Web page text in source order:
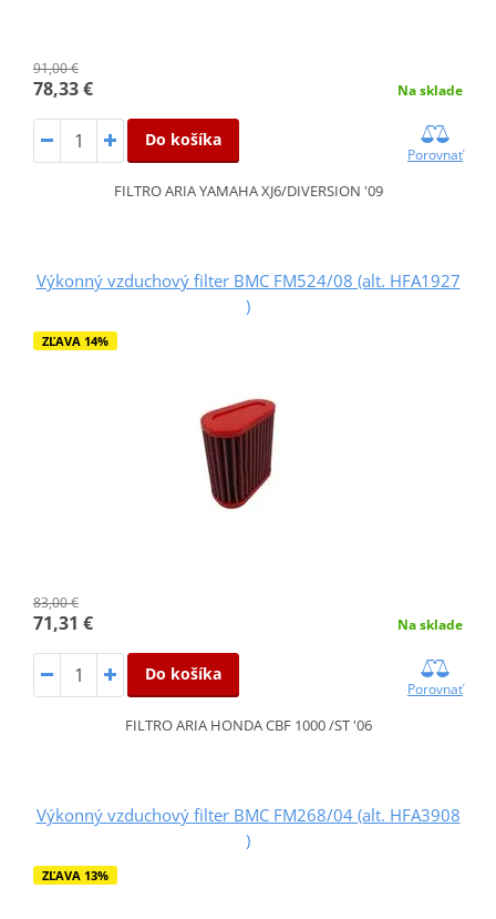
91,00 €
78,33 € Na sklade
Do košíka
Porovnať
FILTRO ARIA YAMAHA XJ6/DIVERSION '09
Výkonný vzduchový filter BMC FM524/08 (alt. HFA1927
)
ZĽAVA 14%
83,00 €
71,31 € Na sklade
Do košíka
Porovnať
FILTRO ARIA HONDA CBF 1000 /ST '06
Výkonný vzduchový filter BMC FM268/04 (alt. HFA3908
)
ZĽAVA 13%